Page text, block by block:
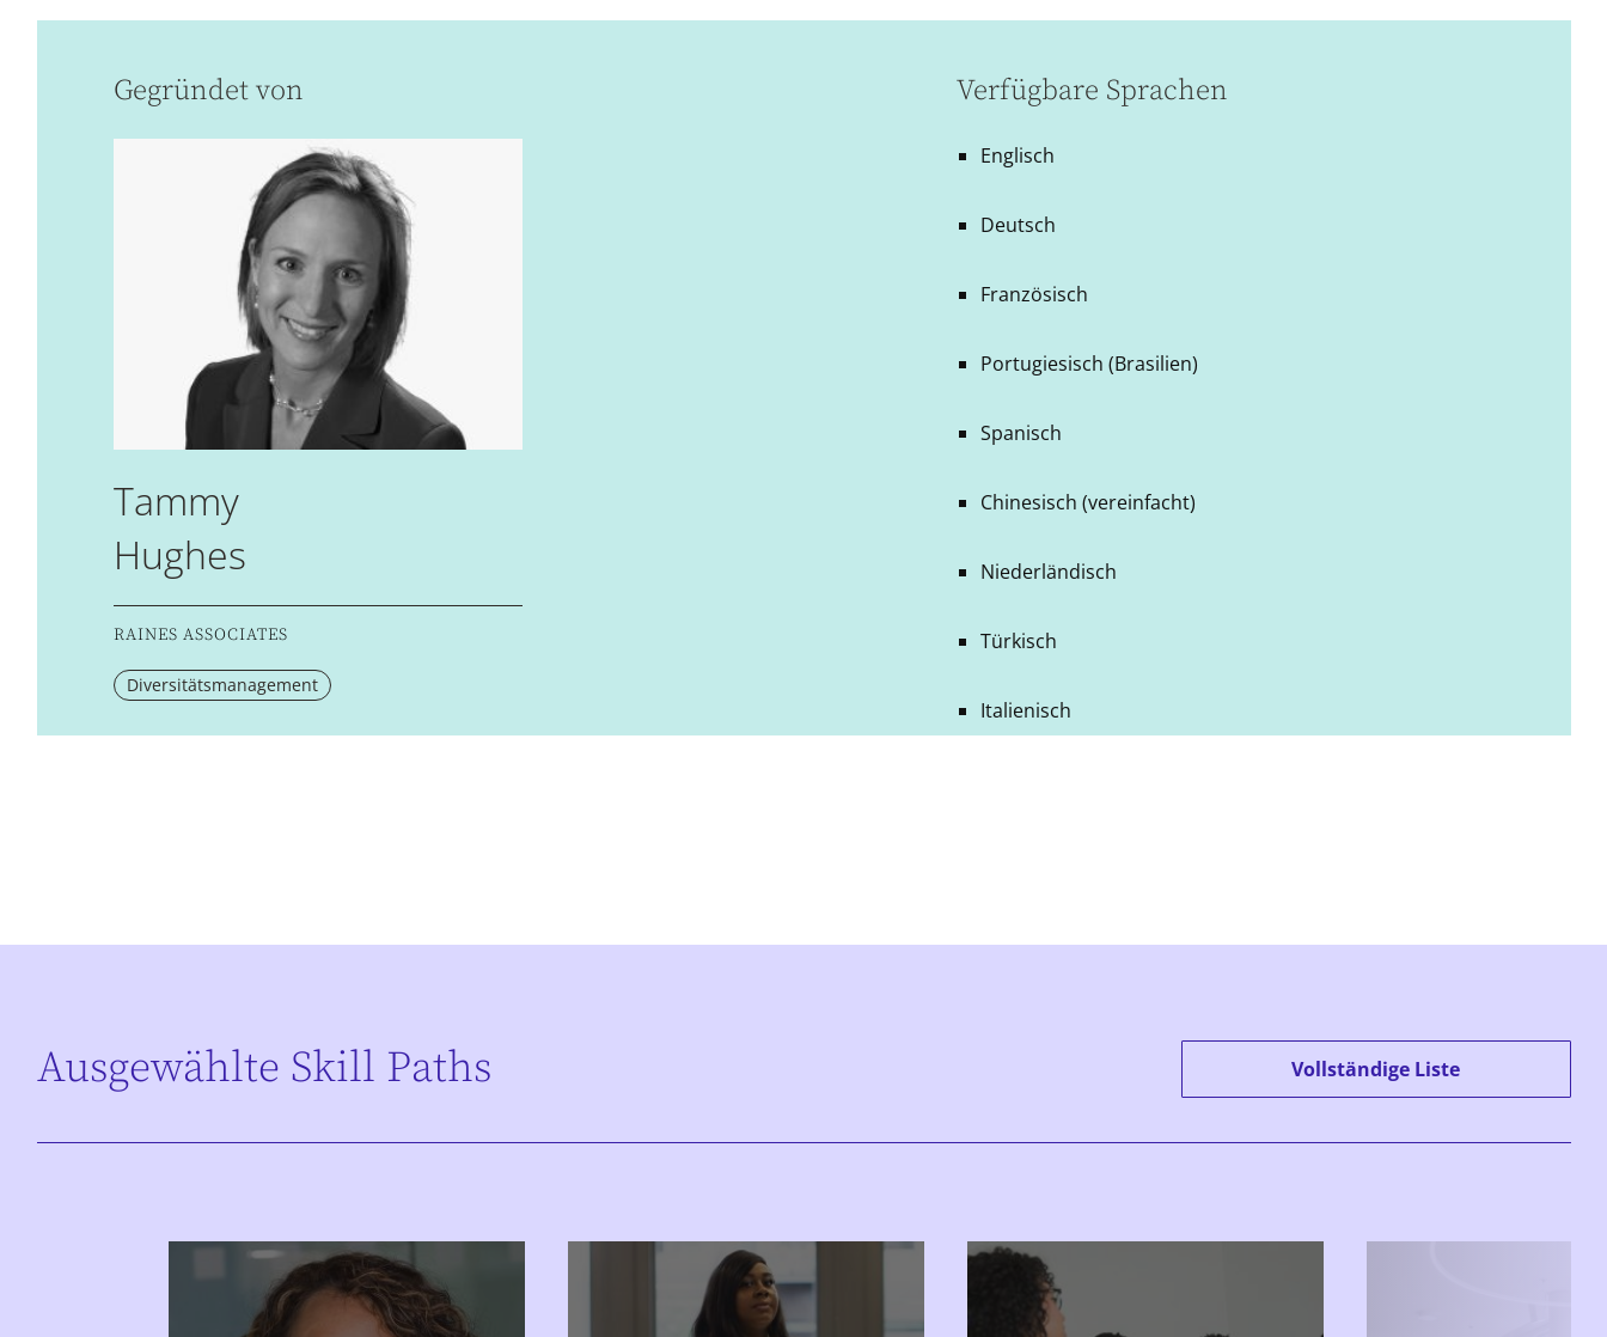
Gegründet von
Tammy
Hughes
RAINES ASSOCIATES
Diversitätsmanagement
Verfügbare Sprachen
Englisch
Deutsch
Französisch
Portugiesisch (Brasilien)
Spanisch
Chinesisch (vereinfacht)
Niederländisch
Türkisch
Italienisch
Ausgewählte Skill Paths Vollständige Liste